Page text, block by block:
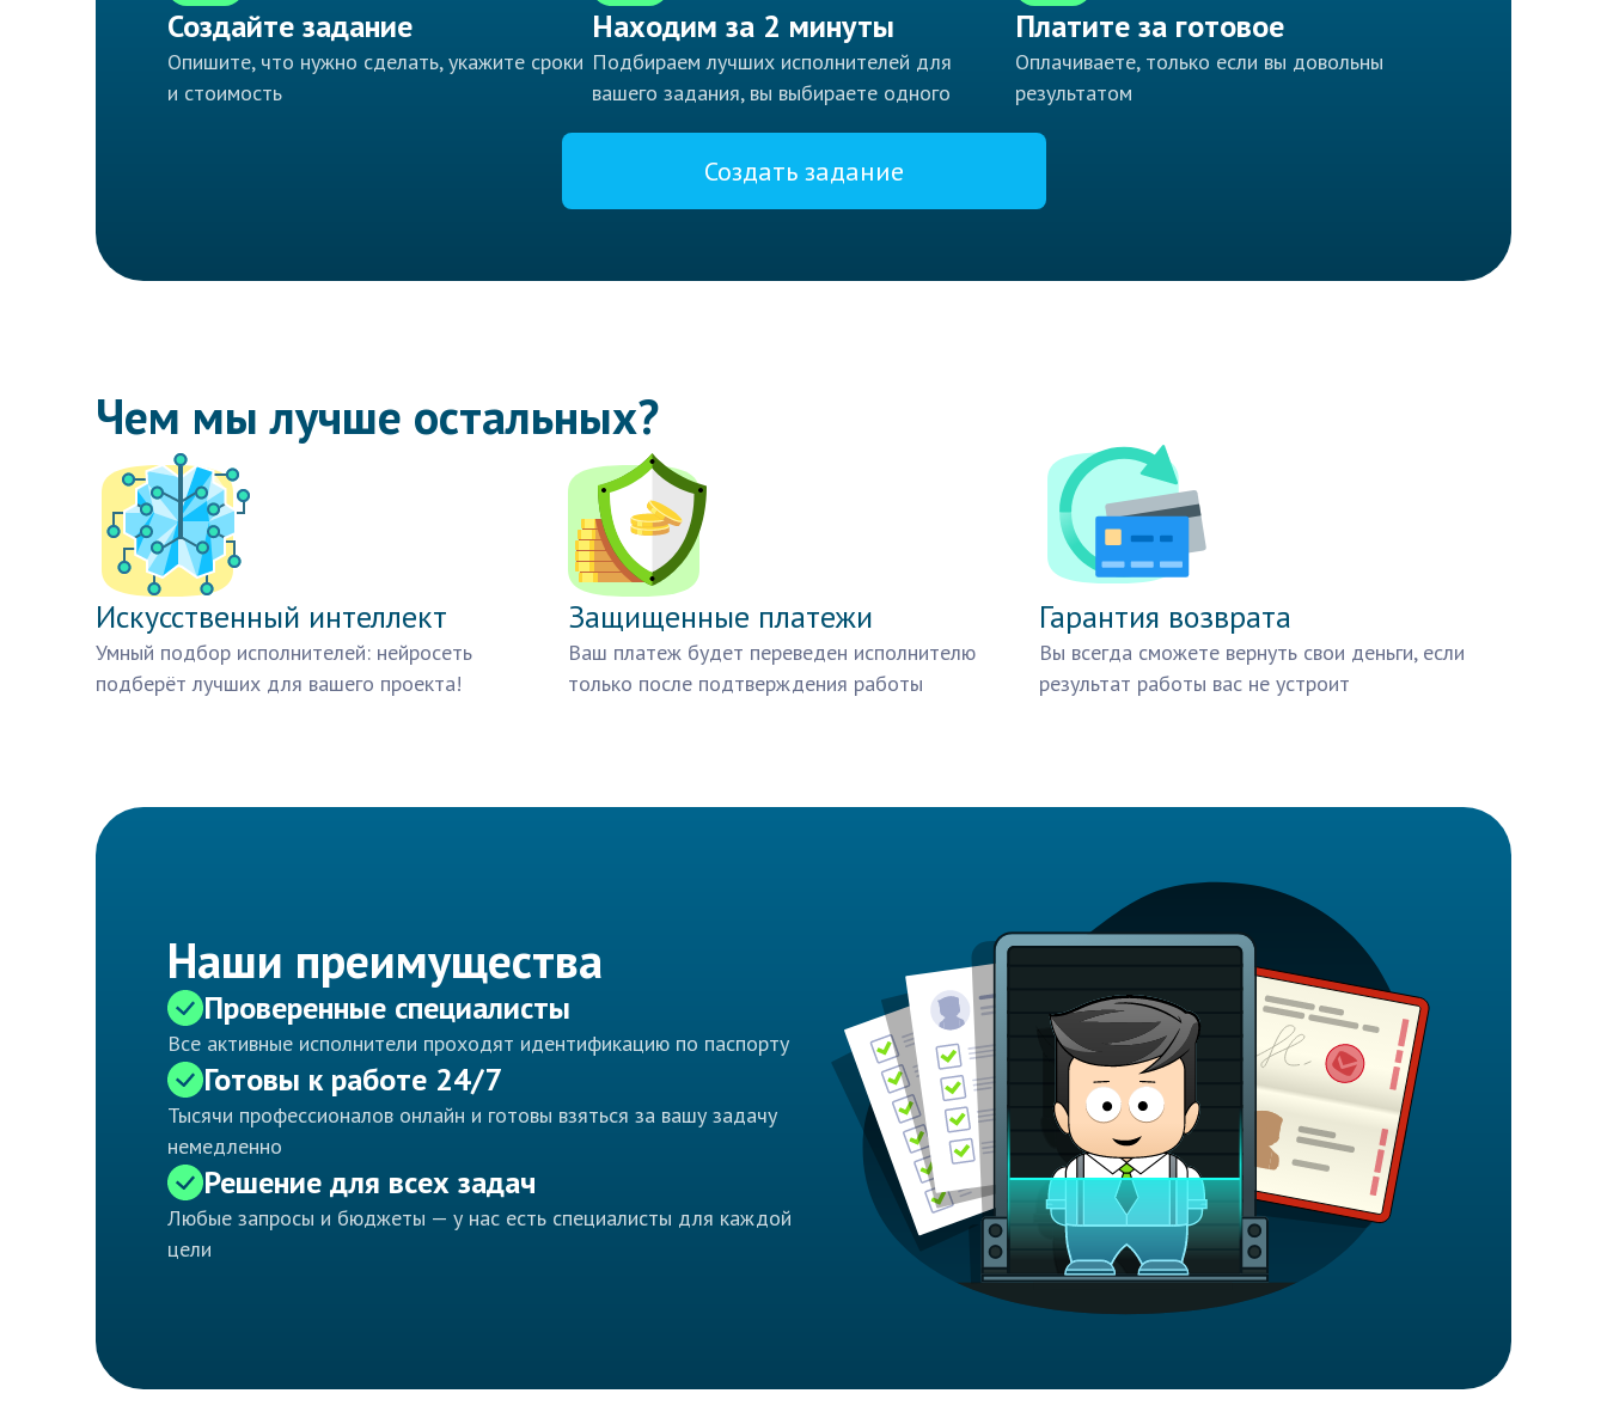
Создайте задание
Опишите, что нужно сделать, укажите сроки
и стоимость
Находим за 2 минуты
Подбираем лучших исполнителей для
вашего задания, вы выбираете одного
Платите за готовое
Оплачиваете, только если вы довольны
результатом
Создать задание
Чем мы лучше остальных?
Искусственный интеллект
Умный подбор исполнителей: нейросеть
подберёт лучших для вашего проекта!
Защищенные платежи
Ваш платеж будет переведен исполнителю
только после подтверждения работы
Гарантия возврата
Вы всегда сможете вернуть свои деньги, если
результат работы вас не устроит
Наши преимущества
Проверенные специалисты
Все активные исполнители проходят идентификацию по паспорту
Готовы к работе 24/7
Тысячи профессионалов онлайн и готовы взяться за вашу задачу
немедленно
Решение для всех задач
Любые запросы и бюджеты — у нас есть специалисты для каждой
цели